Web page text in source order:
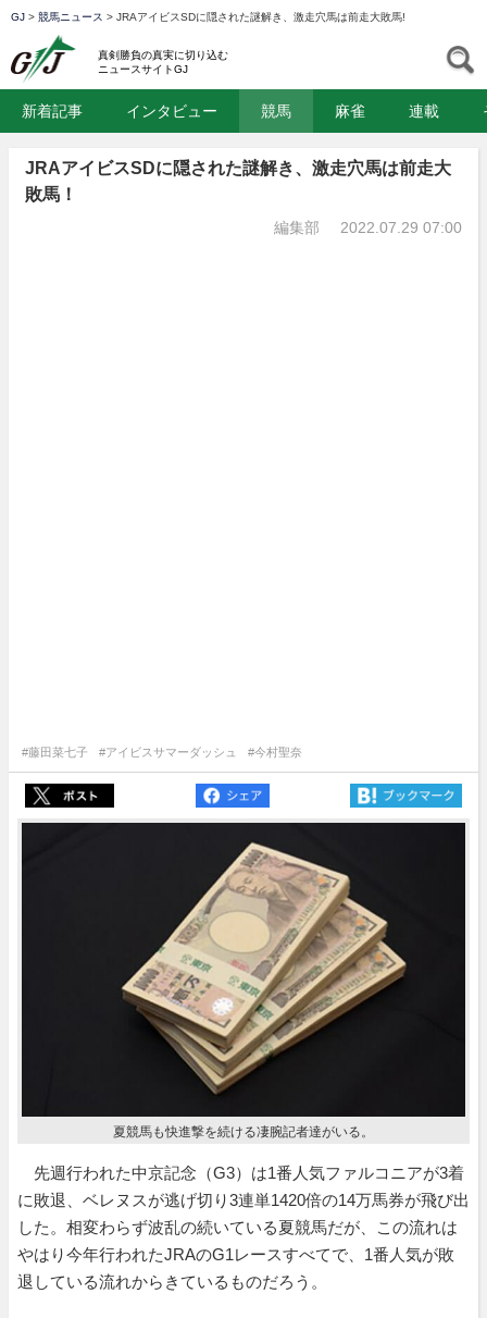
GJ > 競馬ニュース > JRAアイビスSDに隠された謎解き、激走穴馬は前走大敗馬!
真剣勝負の真実に切り込む
ニュースサイトGJ
新着記事 インタビュー 競馬 麻雀 連載
JRAアイビスSDに隠された謎解き、激走穴馬は前走大
敗馬！
編集部 2022.07.29 07:00
#藤田菜七子 #アイビスサマーダッシュ #今村聖奈
夏競馬も快進撃を続ける凄腕記者達がいる。
先週行われた中京記念（G3）は1番人気ファルコニアが3着
に敗退、ベレヌスが逃げ切り3連単1420倍の14万馬券が飛び出
した。相変わらず波乱の続いている夏競馬だが、この流れは
やはり今年行われたJRAのG1レースすべてで、1番人気が敗
退している流れからきているものだろう。